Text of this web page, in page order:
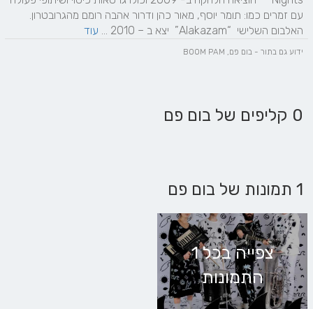
האלבום השלישי  “Alakazam”  יצא ב – 2010 ...
עוד
ידוע גם בתור - בום פם, BOOM PAM
0 קליפים של בום פם
1 תמונות של בום פם
צפייה בכל 1
התמונות